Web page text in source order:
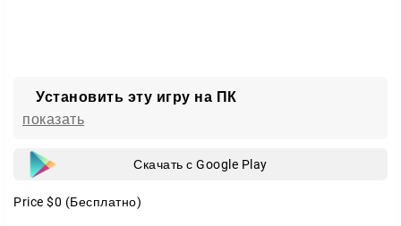
Установить эту игру на ПК
показать
Скачать с Google Play
Price $0 (Бесплатно)